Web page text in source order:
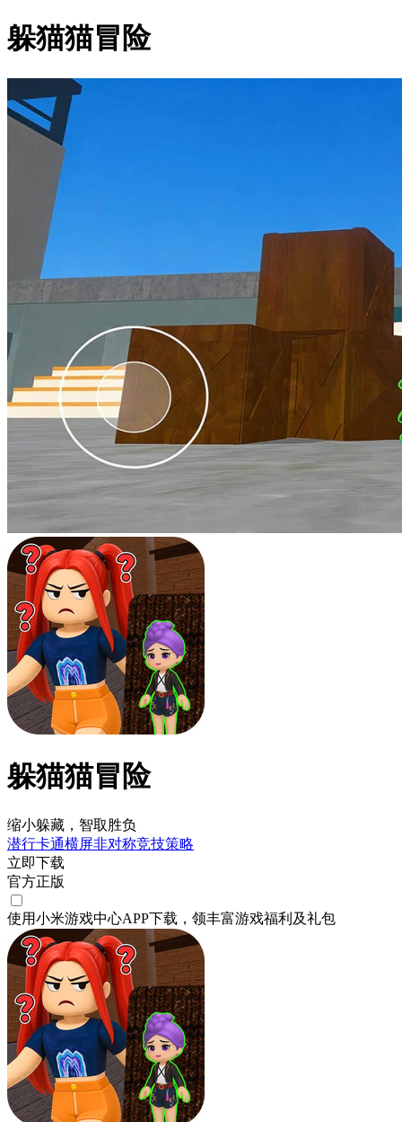
躲猫猫冒险
躲猫猫冒险
缩小躲藏，智取胜负
潜行卡通横屏非对称竞技策略
立即下载
官方正版
使用小米游戏中心APP下载 ，领丰富游戏福利 及礼包